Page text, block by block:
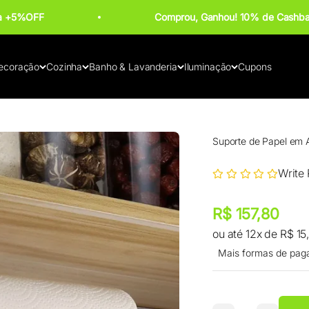
+5%OFF Comprou, Ganhou! 10% de
Cozinha Banho & Lavanderia Iluminação Cupons
Suporte de Papel em
Write
Preço promocional
Preço promocional
R$ 157,80
ou até 12x de R$
Mais formas de